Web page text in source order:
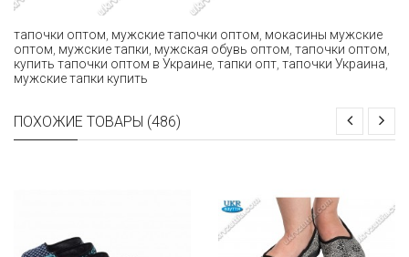
тапочки оптом мужские тапочки оптом мокасины мужские
оптом мужские тапки мужская обувь оптом тапочки оптом
купить тапочки оптом в Украине тапки опт тапочки Украина
мужские тапки купить
ПОХОЖИЕ ТОВАРЫ (486)